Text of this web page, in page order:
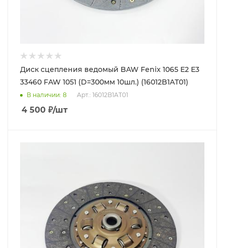
Диск сцепления ведомый BAW Fenix 1065 E2 E3
33460 FAW 1051 (D=300мм 10шл.) (16012B1AT01)
В наличии: 8 Арт.: 16012B1AT01
4 500 ₽/шт